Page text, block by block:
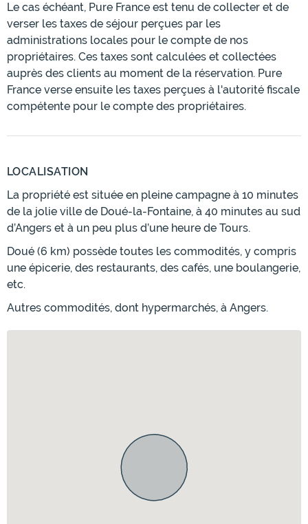
Le cas échéant, Pure France est tenu de collecter et de
verser les taxes de séjour perçues par les
administrations locales pour le compte de nos
propriétaires. Ces taxes sont calculées et collectées
auprès des clients au moment de la réservation. Pure
France verse ensuite les taxes perçues à l'autorité fiscale
compétente pour le compte des propriétaires.
LOCALISATION
La propriété est située en pleine campagne à 10 minutes
de la jolie ville de Doué-la-Fontaine, à 40 minutes au sud
d’Angers et à un peu plus d’une heure de Tours.
Doué (6 km) possède toutes les commodités, y compris
une épicerie, des restaurants, des cafés, une boulangerie,
etc.
Autres commodités, dont hypermarchés, à Angers.